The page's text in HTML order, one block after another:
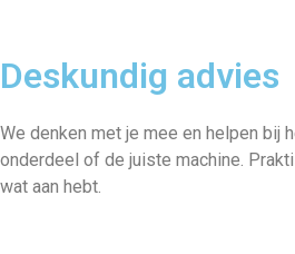
Deskundig advies
We denken met je mee en helpen bij
onderdeel of de juiste machine.
wat aan hebt.